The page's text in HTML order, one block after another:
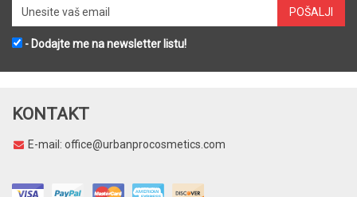
- Dodajte me na newsletter listu!
KONTAKT
E-mail: office@urbanprocosmetics.com